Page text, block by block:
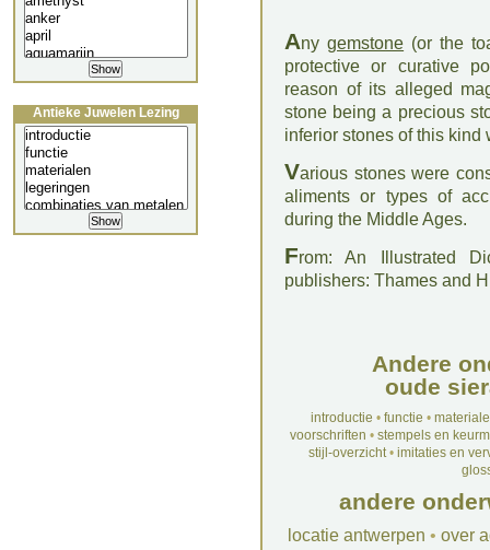
Anygemstone (or the
protective or curative
reason of its alleged
stone being a precious
inferior stones of this kind
Various stones were
aliments or types of
during the Middle Ages.
From: An Illustrated
publishers: Thames and
Andere
oude
introductie • functie •
voorschriften • stempels en
stijl-overzicht• imitaties en
andere
locatie antwerpen • over
Antieke Juwelen Lezing